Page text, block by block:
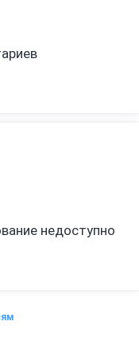
недоступно